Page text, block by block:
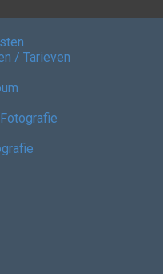
/ Tarieven